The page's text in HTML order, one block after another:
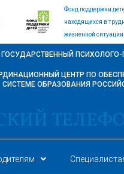
Фонд поддержки
находящихся в
жизненной ситуации
ПСИХОЛОГО-
ЦЕНТР ПО
СИСТЕМЕ ОБРАЗОВАНИЯ